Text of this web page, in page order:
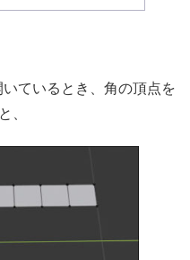
ているとき、角の頂点を
、